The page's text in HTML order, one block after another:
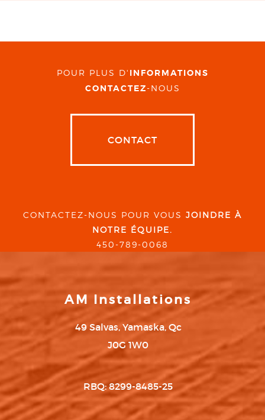
POUR PLUS D' INFORMATIONS
CONTACTEZ-NOUS
CONTACT
CONTACTEZ-NOUS POUR VOUS JOINDRE À
NOTRE ÉQUIPE.
450-789-0068
AM Installations
49 Salvas, Yamaska, Qc
J0G 1W0
RBQ: 8299-8485-25